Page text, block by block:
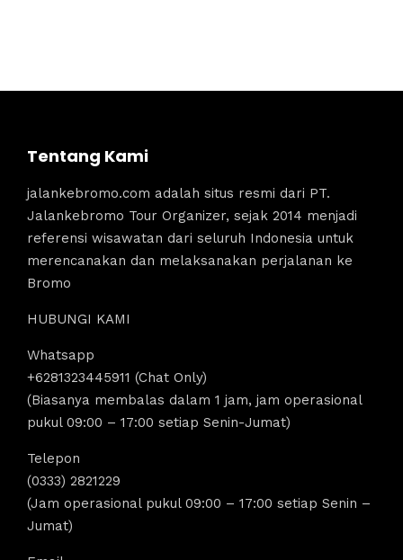
Tentang Kami
jalankebromo.com adalah situs resmi dari PT.
Jalankebromo Tour Organizer, sejak 2014 menjadi
referensi wisawatan dari seluruh Indonesia untuk
merencanakan dan melaksanakan perjalanan ke
Bromo
HUBUNGI KAMI
Whatsapp
+6281323445911 (Chat Only)
(Biasanya membalas dalam 1 jam, jam operasional
pukul 09:00 – 17:00 setiap Senin-Jumat)
Telepon
(0333) 2821229
(Jam operasional pukul 09:00 – 17:00 setiap Senin –
Jumat)